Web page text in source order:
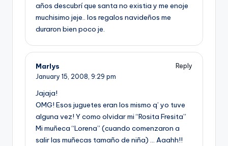
años descubrí­ que santa no existia y me enoje
muchisimo jeje.. los regalos navideños me
duraron bien poco je.
Marlys
Reply
January 15, 2008, 9:29 pm
Jajaja!
OMG! Esos juguetes eran los mismo q’ yo tuve
alguna vez! Y como olvidar mi “Rosita Fresita”
Mi muñeca “Lorena” (cuando comenzaron a
salir las muñecas tamaño de niña) … Aaahh!!